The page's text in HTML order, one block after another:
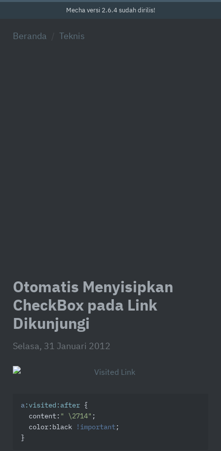
Mecha versi 2.6.4 sudah dirilis!
Beranda Teknis
Otomatis Menyisipkan
CheckBox pada Link
Dikunjungi
Selasa, 31 Januari 2012
a :visited :after {
content : " \2714" ;
color :black !important ;
}